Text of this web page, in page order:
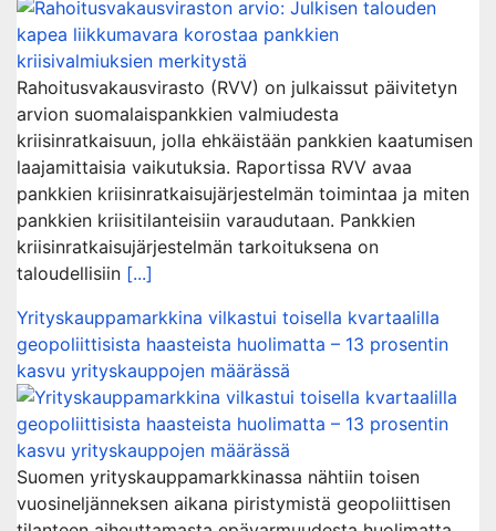
Rahoitusvakausvirasto (RVV) on julkaissut päivitetyn
arvion suomalaispankkien valmiudesta
kriisinratkaisuun, jolla ehkäistään pankkien kaatumisen
laajamittaisia vaikutuksia. Raportissa RVV avaa
pankkien kriisinratkaisujärjestelmän toimintaa ja miten
pankkien kriisitilanteisiin varaudutaan. Pankkien
kriisinratkaisujärjestelmän tarkoituksena on
taloudellisiin [...]
Yrityskauppamarkkina vilkastui toisella kvartaalilla
geopoliittisista haasteista huolimatta – 13 prosentin
kasvu yrityskauppojen määrässä
Suomen yrityskauppamarkkinassa nähtiin toisen
vuosineljänneksen aikana piristymistä geopoliittisen